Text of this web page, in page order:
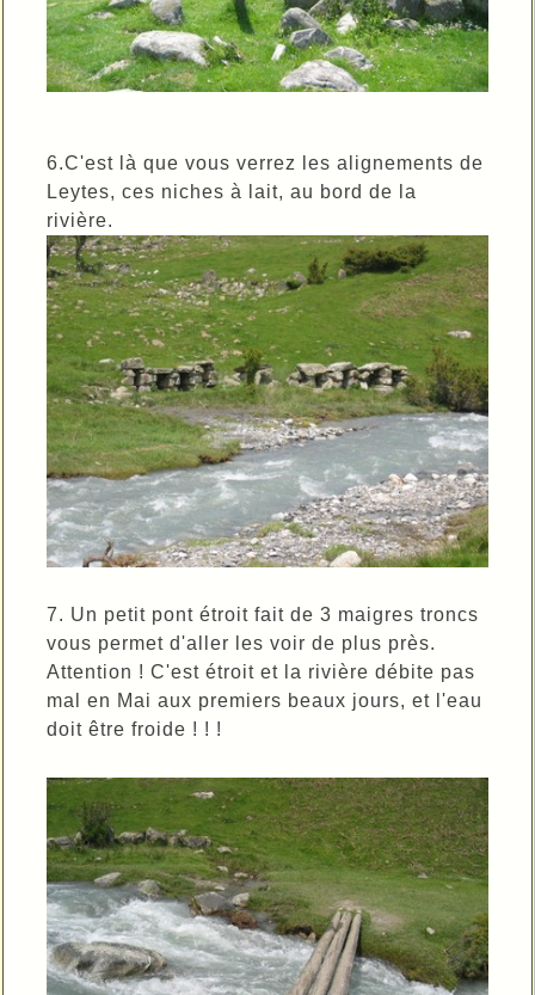
6.C'est là que vous verrez les alignements de
Leytes, ces niches à lait, au bord de la
rivière.
7. Un petit pont étroit fait de 3 maigres troncs
vous permet d'aller les voir de plus près.
Attention ! C'est étroit et la rivière débite pas
mal en Mai aux premiers beaux jours, et l'eau
doit être froide ! ! !